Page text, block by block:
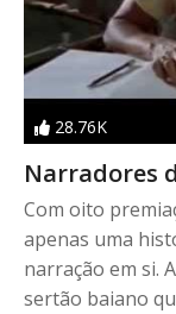
28.76K
Narradores
Com oito
apenas uma
narração em si.
sertão baiano